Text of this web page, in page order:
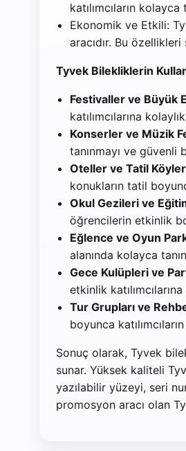
katılımcıların
Ekonomik ve Etkili:
aracıdır. Bu
Tyvek Bilekliklerin
Festivaller ve Büyük
katılımcılarına
Konserler ve Müzik
tanınmayı ve güvenli
Oteller ve Tatil
konukların tatil
Okul Gezileri ve
öğrencilerin etkinlik
Eğlence ve Oyun
alanında kolayca
Gece Kulüpleri ve
etkinlik
Tur Grupları ve
boyunca
Sonuç olarak, Tyvek
sunar. Yüksek kaliteli
yazılabilir yüzeyi, seri
promosyon aracı olan